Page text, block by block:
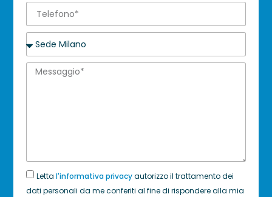
Letta l'informativa privacyautorizzo il trattamento dei
dati personali da me conferiti al fine di rispondere alla mia